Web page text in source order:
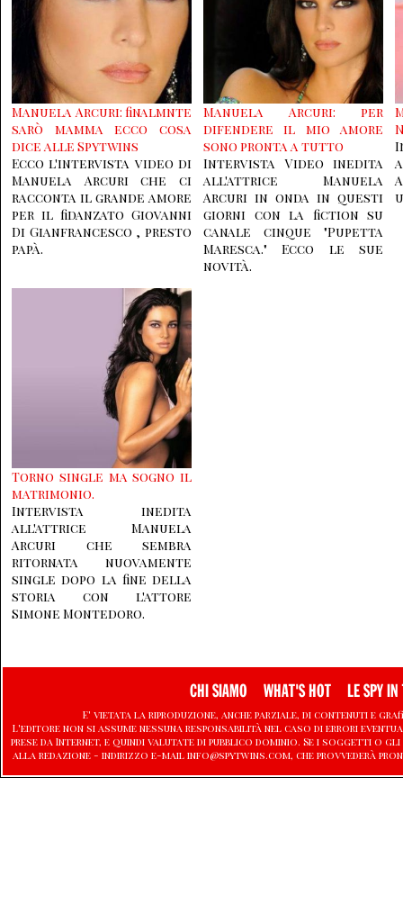
Manuela Arcuri: finalmnte
sarò mamma ecco cosa
dice alle Spytwins
Ecco l'intervista video di
Manuela Arcuri che ci
racconta il grande amore
per il fidanzato Giovanni
Di Gianfrancesco , presto
papà.
Manuela Arcuri: per
difendere il mio amore
sono pronta a tutto
Intervista Video inedita
all'attrice Manuela
Arcuri in onda in questi
giorni con la fiction su
canale cinque "Pupetta
Maresca." Ecco le sue
novità.
Torno single ma sogno il
matrimonio.
Intervista inedita
all'attrice Manuela
Arcuri che sembra
ritornata nuovamente
single dopo la fine della
storia con l'attore
Simone Montedoro.
CHI SIAMO WHAT'S HOT LE SPY IN
E' vietata la riproduzione, anche parziale, di contenuti e
L'editore non si assume nessuna responsabilità nel caso di errori
prese da Internet, e quindi valutate di pubblico dominio. Se i soggetti
alla redazione - indirizzo e-mail info@spytwins.com, che provvederà